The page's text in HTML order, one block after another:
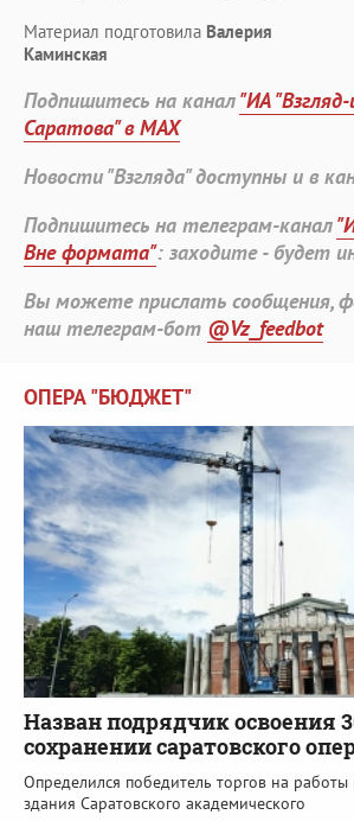
Материал подготовила Валерия
Каминская
Подпишитесь на канал"ИА
Саратова" в MAX
Новости "Взгляда" доступны и в
Подпишитесь на телеграм-канал
Вне формата": заходите - будет
Вы можете прислать сообщения,
наш телеграм-бот @Vz_feedbot
ОПЕРА "БЮДЖЕТ"
Назван подрядчик освоения
сохранении саратовского
Определился победитель торгов на
здания Саратовского академического